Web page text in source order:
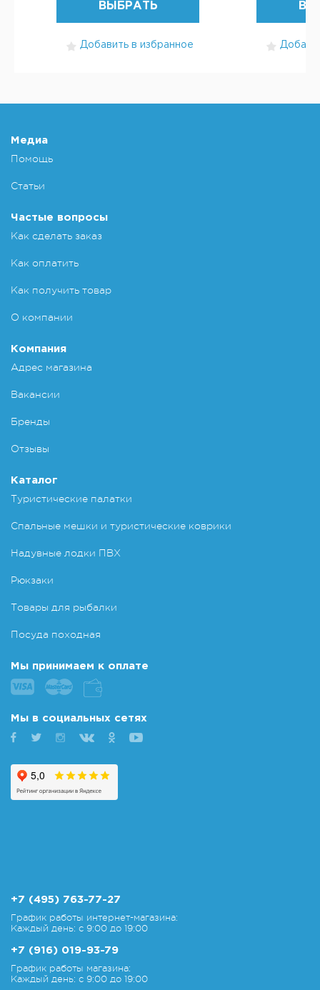
ВЫБРАТЬ
Добавить в избранное
Медиа
Помощь
Статьи
Частые вопросы
Как сделать заказ
Как оплатить
Как получить товар
О компании
Компания
Адрес магазина
Вакансии
Бренды
Отзывы
Каталог
Туристические палатки
Спальные мешки и туристические коврики
Надувные лодки ПВХ
Рюкзаки
Товары для рыбалки
Посуда походная
Мы принимаем к оплате
Мы в социальных сетях
+7 (495) 763-77-27
График работы интернет-магазина:
Каждый день: с 9:00 до 19:00
+7 (916) 019-93-79
График работы магазина:
Каждый день: с 9:00 до 19:00